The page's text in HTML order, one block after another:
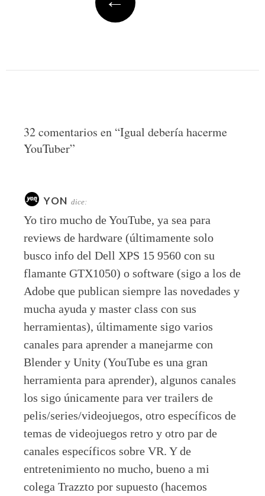
32 comentarios en “Igual debería hacerme
YouTuber”
YON dice:
Yo tiro mucho de YouTube, ya sea para
reviews de hardware (últimamente solo
busco info del Dell XPS 15 9560 con su
flamante GTX1050) o software (sigo a los de
Adobe que publican siempre las novedades y
mucha ayuda y master class con sus
herramientas), últimamente sigo varios
canales para aprender a manejarme con
Blender y Unity (YouTube es una gran
herramienta para aprender), algunos canales
los sigo únicamente para ver trailers de
pelis/series/videojuegos, otro específicos de
temas de videojuegos retro y otro par de
canales específicos sobre VR. Y de
entretenimiento no mucho, bueno a mi
colega Trazzto por supuesto (hacemos